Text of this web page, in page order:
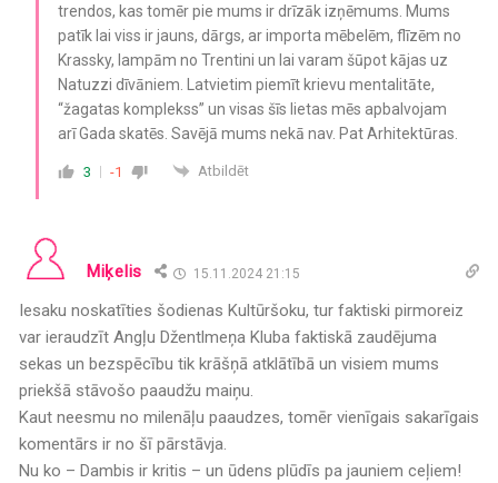
trendos, kas tomēr pie mums ir drīzāk izņēmums. Mums
patīk lai viss ir jauns, dārgs, ar importa mēbelēm, flīzēm no
Krassky, lampām no Trentini un lai varam šūpot kājas uz
Natuzzi dīvāniem. Latvietim piemīt krievu mentalitāte,
“žagatas komplekss” un visas šīs lietas mēs apbalvojam
arī Gada skatēs. Savējā mums nekā nav. Pat Arhitektūras.
3 -1 Atbildēt
Miķelis 15.11.2024 21:15
Iesaku noskatīties šodienas Kultūršoku, tur faktiski pirmoreiz
var ieraudzīt Angļu Džentlmeņa Kluba faktiskā zaudējuma
sekas un bezspēcību tik krāšņā atklātībā un visiem mums
priekšā stāvošo paaudžu maiņu.
Kaut neesmu no milenāļu paaudzes, tomēr vienīgais sakarīgais
komentārs ir no šī pārstāvja.
Nu ko – Dambis ir kritis – un ūdens plūdīs pa jauniem ceļiem!